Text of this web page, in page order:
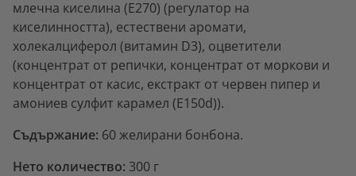
млечна киселина (Е270) (регулатор на
киселинността), естествени аромати,
холекалциферол (витамин D3), оцветители
(концентрат от репички, концентрат от моркови и
концентрат от касис, екстракт от червен пипер и
амониев сулфит карамел (E150d)).
Съдържание: 60 желирани бонбона.
Нето количество: 300 г